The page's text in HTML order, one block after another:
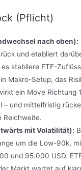
(Pflicht)
nach oben):
und etabliert
stabilere ETF-
Makro-Setup, das
ein Move Richtung
– und mittelfristig
Reichweite.
mit Volatilität):
um die Low-90k,
und 95.000 USD.